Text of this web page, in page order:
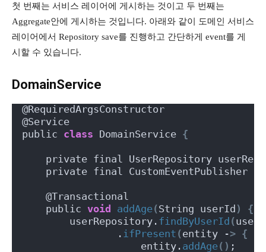
첫 번째는 서비스 레이어에 게시하는 것이고 두 번째는
Aggregate안에 게시하는 것입니다. 아래와 같이 도메인 서비스
레이어에서 Repository save를 진행하고 간단하게 event를 게
시할 수 있습니다.
DomainService
@RequiredArgsConstructor
@Service
public class DomainService {
private final UserRepository
private final CustomEventPublisher
    @Transactional
    public
void addAge(String userId )
{
        userRepository.
findByUserId (
                .
ifPresent (entity -> {
                    entity.
addAge() ;